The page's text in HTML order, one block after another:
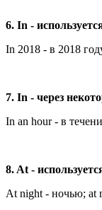
6. In -
In 2018 - в 2018
7. In - через
In an hour - в
8. At -
At night - ночью; at